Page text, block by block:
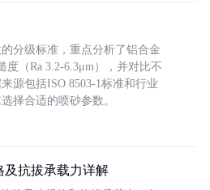
分级标准，重点分析了铝合金
度（Ra 3.2-6.3μm），并对比不
源包括ISO 8503-1标准和行业
择合适的喷砂参数。
及抗拔承载力详解